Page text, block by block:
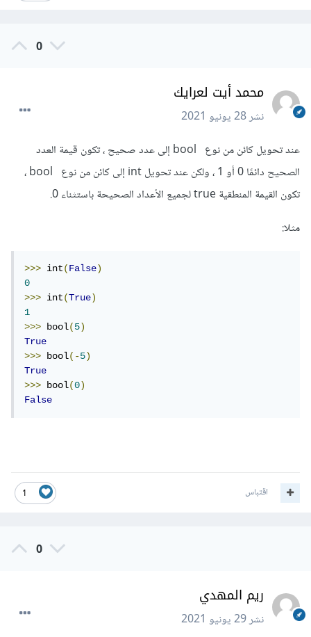
0
محمد أيت لعرايك
نشر28 يونيو 2021
عند تحويل كائن من نوع bool إلى عدد صحيح ، تكون قيمة العدد
الصحيح دائمًا 0 أو 1 ، ولكن عند تحويل int إلى كائن من نوع bool ،
تكون القيمة المنطقية true لجميع الأعداد الصحيحة باستثناء 0.
مثلا:
>>> int(False)
0
>>> int(True)
1
>>> bool(5)
True
>>> bool(-5)
True
>>> bool(0)
False
1 اقتباس
0
ريم المهدي
نشر29 يونيو 2021